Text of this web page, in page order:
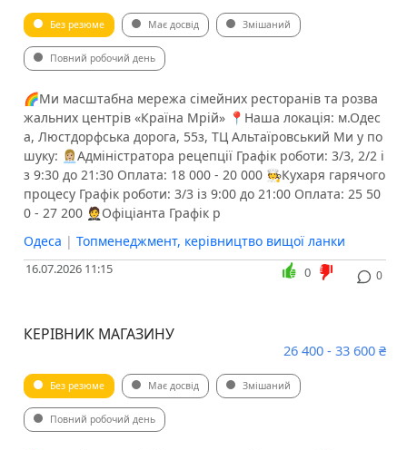
Без резюме Має досвід Змішаний
Повний робочий день
🌈Ми масштабна мережа сімейних ресторанів та розва
жальних центрів «Країна Мрій» 📍Наша локація: м.Одес
а, Люстдорфська дорога, 55з, ТЦ Альтаїровський Ми у по
шуку: 👩🏼‍💼Адміністратора рецепції Графік роботи: 3/3, 2/2 і
з 9:30 до 21:30 Оплата: 18 000 - 20 000 🧑‍🍳Кухаря гарячого
процесу Графік роботи: 3/3 із 9:00 до 21:00 Оплата: 25 50
0 - 27 200 🤵‍️Офіціанта Графік р
Одеса | Топменеджмент, керівництво вищої ланки
16.07.2026 11:15 0
0
КЕРІВНИК МАГАЗИНУ
26 400 - 33 600 ₴
Без резюме Має досвід Змішаний
Повний робочий день